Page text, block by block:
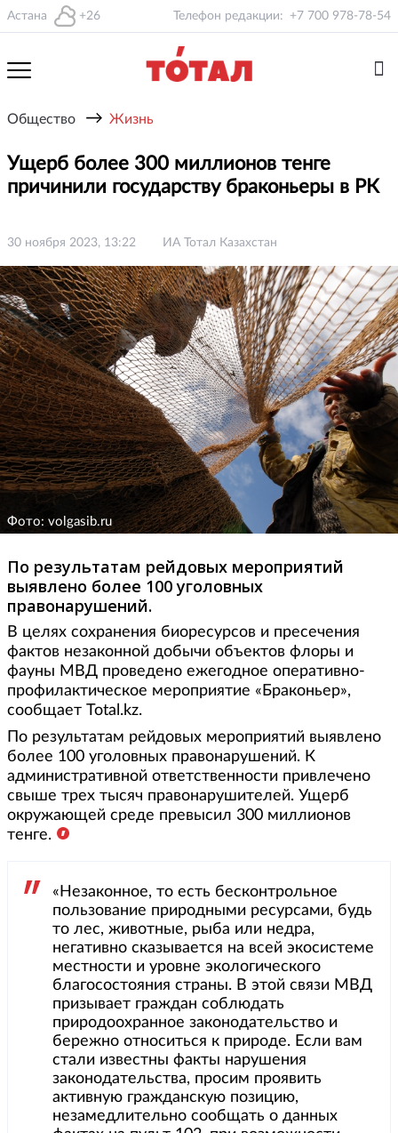
Астана +26 Телефон редакции: +7 700 978-78-54
Общество → Жизнь
Ущерб более 300 миллионов тенге
причинили государству браконьеры в РК
30 ноября 2023, 13:22 ИА Тотал Казахстан
Фото: volgasib.ru
По результатам рейдовых мероприятий
выявлено более 100 уголовных
правонарушений.
В целях сохранения биоресурсов и пресечения
фактов незаконной добычи объектов флоры и
фауны МВД проведено ежегодное оперативно-
профилактическое мероприятие «Браконьер»,
сообщает Total.kz.
По результатам рейдовых мероприятий выявлено
более 100 уголовных правонарушений. К
административной ответственности привлечено
свыше трех тысяч правонарушителей. Ущерб
окружающей среде превысил 300 миллионов
тенге.
«Незаконное, то есть бесконтрольное
пользование природными ресурсами, будь
то лес, животные, рыба или недра,
негативно сказывается на всей экосистеме
местности и уровне экологического
благосостояния страны. В этой связи МВД
призывает граждан соблюдать
природоохранное законодательство и
бережно относиться к природе. Если вам
стали известны факты нарушения
законодательства, просим проявить
активную гражданскую позицию,
незамедлительно сообщать о данных